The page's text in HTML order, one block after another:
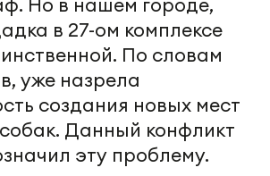
Но в нашем городе,
в 27-ом комплексе
По словам
уже назрела
создания новых мест
Данный конфликт
эту проблему.